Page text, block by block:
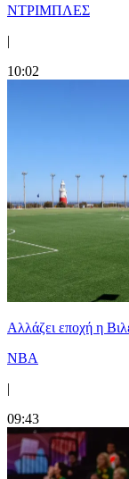
ΝΤΡΙΜΠΛΕΣ
|
10:02
Aλλάζει εποχή η
NBA
|
09:43